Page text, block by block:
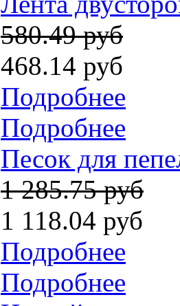
580.49 руб
468.14 руб
Подробнее
Подробнее
Песок для
1 285.75 руб
1 118.04 руб
Подробнее
Подробнее